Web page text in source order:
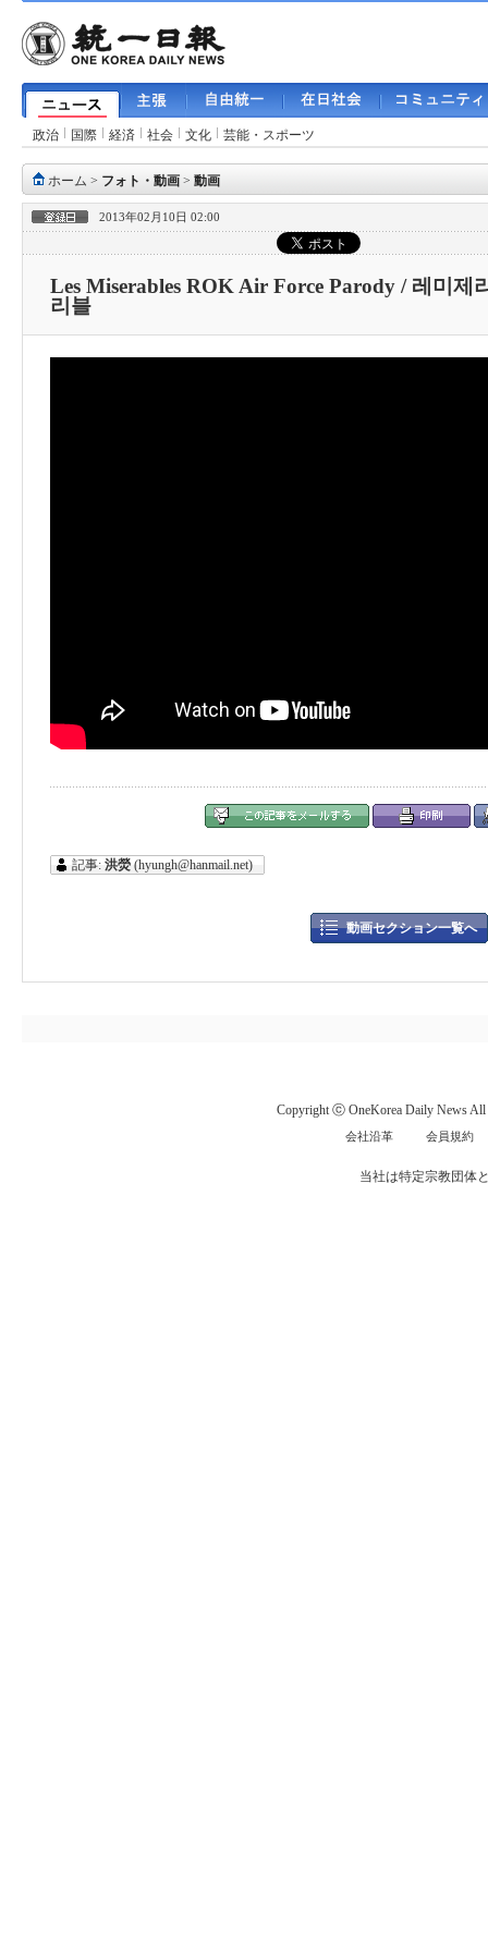
政治 国際 経済 社会 文化 芸能・スポーツ
ホーム > フォト・動画 > 動画
2013年02月10日 02:00
Les Miserables ROK Air Force Parody / 레미제
리블
記事: 洪熒 (hyungh@hanmail.net)
動画セクション一覧へ
Copyright ⓒ OneKorea Daily News All
会社沿革 会員規約
当社は特定宗教団体